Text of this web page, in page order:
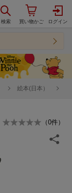
絵本(日本）
（0件）